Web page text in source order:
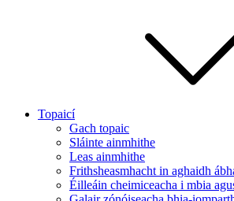
Topaicí
Gach topaic
Sláinte ainmhithe
Leas ainmhithe
Frithsheasmhacht in aghaidh
Éilleáin cheimiceacha i mbia